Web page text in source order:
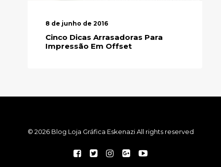
8 de junho de 2016
Cinco Dicas Arrasadoras Para
Impressão Em Offset
© 2026 Blog Loja Gráfica Eskenazi All rights reserved